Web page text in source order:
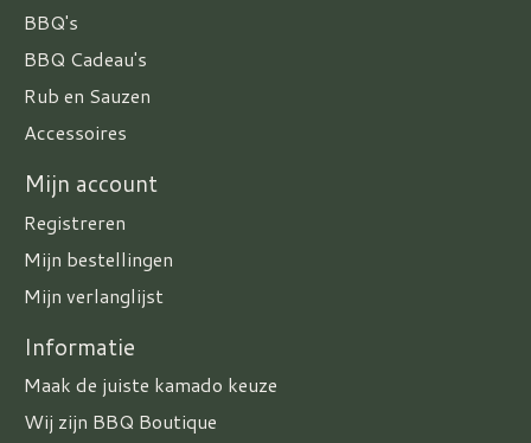
BBQ's
BBQ Cadeau's
Rub en Sauzen
Accessoires
Mijn account
Registreren
Mijn bestellingen
Mijn verlanglijst
Informatie
Maak de juiste kamado keuze
Wij zijn BBQ Boutique